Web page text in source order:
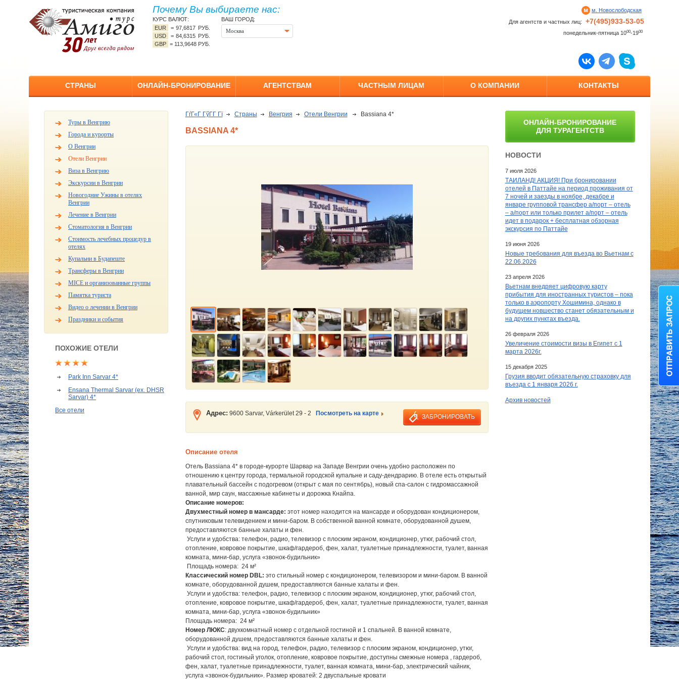
Почему Вы выбираете нас:
КУРС ВАЛЮТ:
EUR
=97,6817 РУБ.
USD
=84,6315 РУБ.
GBP = 113,9648 РУБ.
ВАШ ГОРОД:
Москва
м. Новослободская
Для агентств и частных лиц:
+7(495)933-53-05
понедельник-пятница 1000-1900
СТРАНЫ ОНЛАЙН-БРОНИРОВАНИЕ АГЕНТСТВАМ ЧАСТНЫМ ЛИЦАМ О КОМПАНИИ КОНТАКТЫ
Туры в Венгрию
Города и курорты
О Венгрии
Отели Венгрии
Виза в Венгрию
Экскурсии в Венгрии
Новогодние Ужины в отелях
Венгрии
Лечение в Венгрии
Стоматология в Венгрии
Стоимость лечебных процедур в
отелях
Купальни в Будапеште
Трансферы в Венгрии
MICE и организованные группы
Памятка туриста
Видео о лечении в Венгрии
Праздники и события
ПОХОЖИЕ ОТЕЛИ
Park Inn Sarvar 4*
Ensana Thermal Sarvar (ex. DHSR
Sarvar) 4*
Все отели
ГѓГ«Г ГўГ­Г Гї Страны Венгрия Отели Венгрии Bassiana 4*
BASSIANA 4*
ЗАБРОНИРОВАТЬ
Адрес: 9600 Sarvar, Várkerület 29 - 2 Посмотреть на карте
Описание отеля
Отель Bassiana 4* в городе-курорте Шарвар на Западе Венгрии очень удобно расположен по
отношению к центру города, термальной городской купальне и саду-дендрарию. В отеле есть открытый
плавательный бассейн с подогревом (открыт с мая по сентябрь), новый спа-салон с гидромассажной
ванной, мир саун, массажные кабинеты и дорожка Кнайпа.
Описание номеров:
Двухместный номер в мансарде: этот номер находится на мансарде и оборудован кондиционером,
спутниковым телевидением и мини-баром. В собственной ванной комнате, оборудованной душем,
предоставляются банные халаты и фен.
Услуги и удобства: телефон, радио, телевизор с плоским экраном, кондиционер, утюг, рабочий стол,
отопление, ковровое покрытие, шкаф/гардероб, фен, халат, туалетные принадлежности, туалет, ванная
комната, мини-бар, услуга «звонок-будильник»
Площадь номера: 24 м²
Классический номер DBL: это стильный номер с кондиционером, телевизором и мини-баром. В ванной
комнате, оборудованной душем, предоставляются банные халаты и фен.
Услуги и удобства: телефон, радио, телевизор с плоским экраном, кондиционер, утюг, рабочий стол,
отопление, ковровое покрытие, шкаф/гардероб, фен, халат, туалетные принадлежности, туалет, ванная
комната, мини-бар, услуга «звонок-будильник»
Площадь номера: 24 м²
Номер ЛЮКС: двухкомнатный номер с отдельной гостиной и 1 спальней. В ванной комнате,
оборудованной душем, предоставляются банные халаты и фен.
Услуги и удобства: вид на город, телефон, радио, телевизор с плоским экраном, кондиционер, утюг,
рабочий стол, гостиный уголок, отопление, ковровое покрытие, доступны смежные номера , гардероб,
фен, халат, туалетные принадлежности, туалет, ванная комната, мини-бар, электрический чайник,
услуга «звонок-будильник». Размер кроватей: 2 двуспальные кровати
ОНЛАЙН-БРОНИРОВАНИЕ
ДЛЯ ТУРАГЕНТСТВ
НОВОСТИ
7 июля 2026
ТАИЛАНД! АКЦИЯ! При бронировании
отелей в Паттайе на период проживания от
7 ночей и заезды в ноябре, декабре и
январе групповой трансфер а/порт – отель
– а/порт или только прилет а/порт – отель
идет в подарок + бесплатная обзорная
экскурсия по Паттайе
19 июня 2026
Новые требования для въезда во Вьетнам с
22.06.2026
23 апреля 2026
Вьетнам внедряет цифровую карту
прибытия для иностранных туристов – пока
только в аэропорту Хошимина, однако в
будущем новшество станет обязательным и
на других пунктах въезда.
26 февраля 2026
Увеличение стоимости визы в Египет c 1
марта 2026г.
15 декабря 2025
Грузия вводит обязательную страховку для
въезда с 1 января 2026 г.
Архив новостей